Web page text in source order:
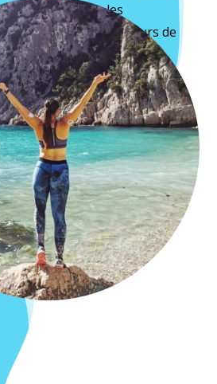
à en apprécier les
pour reprendre le cours de
choses biens peuvent en